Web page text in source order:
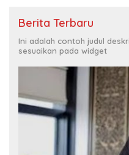
Berita Terbaru
Ini adalah contoh judul
sesuaikan pada widget